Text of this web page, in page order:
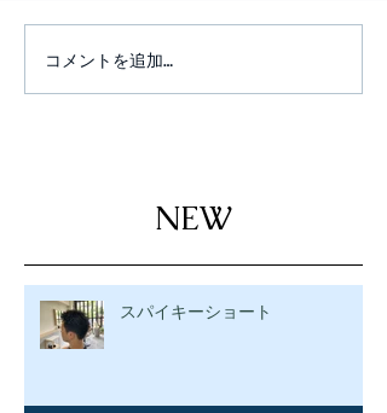
コメントを追加…
NEW
スパイキーショート